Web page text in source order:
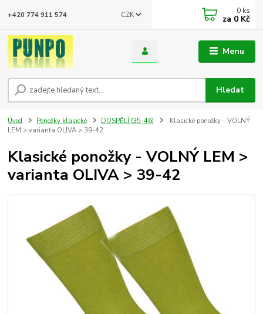
Menu
CZK
Hledat
+420 774 911 574 0 ks
za 0 Kč
Úvod Ponožky klasické DOSPĚLÍ (35-46)
Klasické ponožky - VOLNÝ
LEM > varianta OLIVA > 39-42
Klasické ponožky - VOLNÝ LEM >
varianta OLIVA > 39-42